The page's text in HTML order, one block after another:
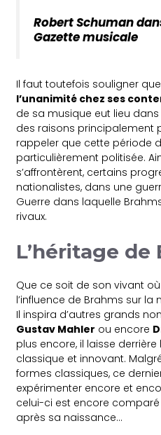
Robert Schuman
Gazette musicale
Il faut toutefois souligner que
l’unanimité chez ses
de sa musique eut lieu
des raisons principalement
rappeler que cette période
particulièrement politisée.
s’affrontèrent, certains
nationalistes, dans une
Guerre dans laquelle
rivaux.
L’héritage de
Que ce soit de son vivant
l’influence de Brahms sur
Il inspira d’autres grands
Gustav Mahler ou encore
plus encore, il laisse
classique et innovant.
formes classiques, ce
expérimenter encore et
celui-ci est encore comparé
après sa naissance…